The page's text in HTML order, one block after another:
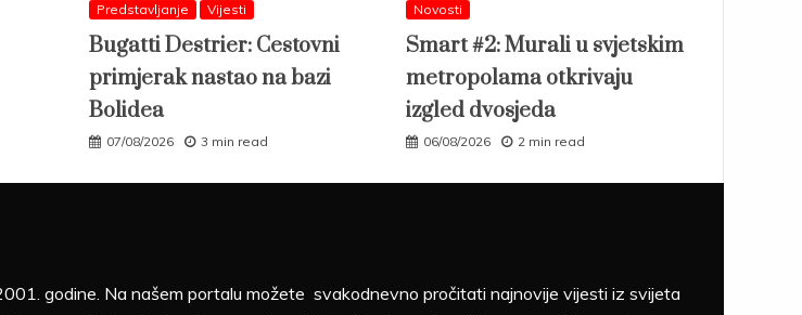
Predstavljanje Vijesti
Bugatti Destrier: Cestovni
primjerak nastao na bazi
Bolidea
07/08/2026 3 min read
Novosti
Smart #2: Murali u svjetskim
metropolama otkrivaju
izgled dvosjeda
06/08/2026 2 min read
godine. Na našem portalu možete svakodnevno pročitati najnovije vijesti iz svijeta